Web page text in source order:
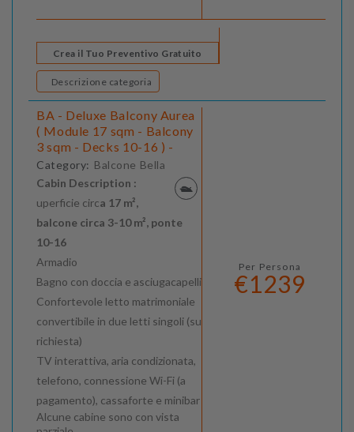
Crea il Tuo Preventivo Gratuito
Descrizione categoria
BA - Deluxe Balcony Aurea
( Module 17 sqm - Balcony
3 sqm - Decks 10-16 ) -
Category: Balcone Bella
Cabin Description :
uperficie circa 17 m²,
balcone circa 3-10 m², ponte
10-16
Armadio
Bagno con doccia e asciugacapelli
Confortevole letto matrimoniale
convertibile in due letti singoli (su
richiesta)
TV interattiva, aria condizionata,
telefono, connessione Wi-Fi (a
pagamento), cassaforte e minibar
Alcune cabine sono con vista
Per Persona
€1239